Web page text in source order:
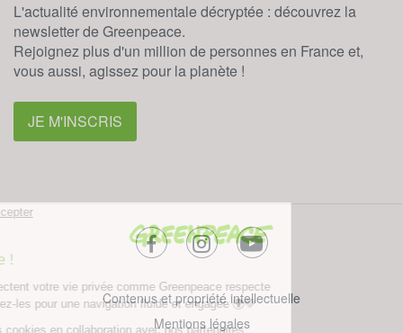
L'actualité environnementale décryptée : découvrez la
newsletter de Greenpeace.
Rejoignez plus d'un million de personnes en France et,
vous aussi, agissez pour la planète !
JE M'INSCRIS
facebookinstagramyoutube
Contenus et propriété intellectuelle
Mentions légales